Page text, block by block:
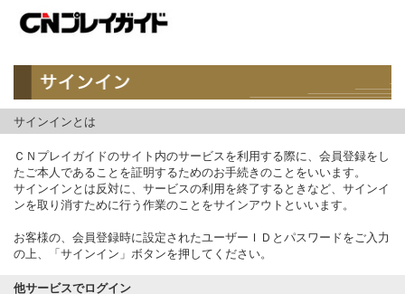
サインインとは
ＣＮプレイガイドのサイト内のサービスを利用する際に、会員登録をし
たご本人であることを証明するためのお手続きのことをいいます。
サインインとは反対に、サービスの利用を終了するときなど、サインイ
ンを取り消すために行う作業のことをサインアウトといいます。
お客様の、会員登録時に設定されたユーザーＩＤとパスワードをご入力
の上、「サインイン」ボタンを押してください。
他サービスでログイン